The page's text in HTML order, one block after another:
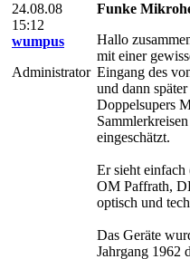
24.08.08
15:12
wumpus
Administrator
Funke
Hallo
mit einer
Eingang des
und dann
Doppelsupers
eingeschätzt.
Er sieht einfach
OM Paffrath,
optisch und
Das Geräte
Jahrgang 1962